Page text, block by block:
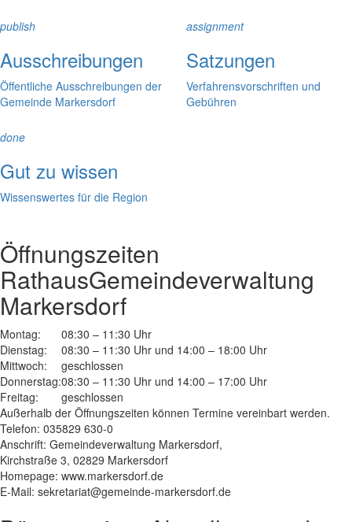
publish
Ausschreibungen
Öffentliche Ausschreibungen der
Gemeinde Markersdorf
assignment
Satzungen
Verfahrensvorschriften und
Gebühren
done
Gut zu wissen
Wissenswertes für die Region
Öffnungszeiten
RathausGemeindeverwaltung
Markersdorf
Montag:
08:30 – 11:30 Uhr
Dienstag:
08:30 – 11:30 Uhr und 14:00 – 18:00 Uhr
Mittwoch:
geschlossen
Donnerstag:08:30 – 11:30 Uhr und 14:00 – 17:00 Uhr
Freitag:
geschlossen
Außerhalb der Öffnungszeiten können Termine vereinbart werden.
Telefon: 035829 630-0
Anschrift: Gemeindeverwaltung Markersdorf,
Kirchstraße 3, 02829 Markersdorf
Homepage: www.markersdorf.de
E-Mail: sekretariat@gemeinde-markersdorf.de